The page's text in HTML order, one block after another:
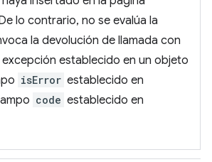
lo contrario, no se evalúa la
la devolución de llamada con
establecido en un objeto
isError establecido en
code establecido en